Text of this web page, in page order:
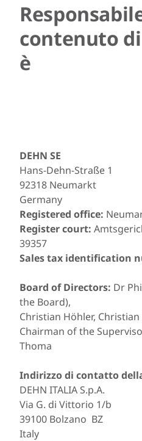
contenuto
è
DEHN SE
Hans-Dehn-Straße 1
92318 Neumarkt
Germany
Registered office:
Register court:
39357
Sales tax identification
Board of Directors: Dr
the Board),
Christian Höhler,
Chairman of the
Thoma
Indirizzo di contatto
DEHN ITALIA S.p.A.
Via G. di Vittorio 1/b
39100 Bolzano BZ
Italy